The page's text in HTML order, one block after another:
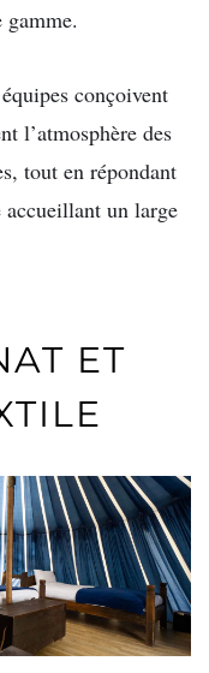
conçoivent
l’atmosphère des
tout en répondant
un large
ET